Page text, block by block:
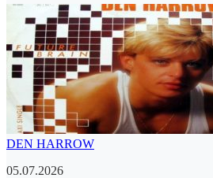
DEN HARROW
05.07.2026